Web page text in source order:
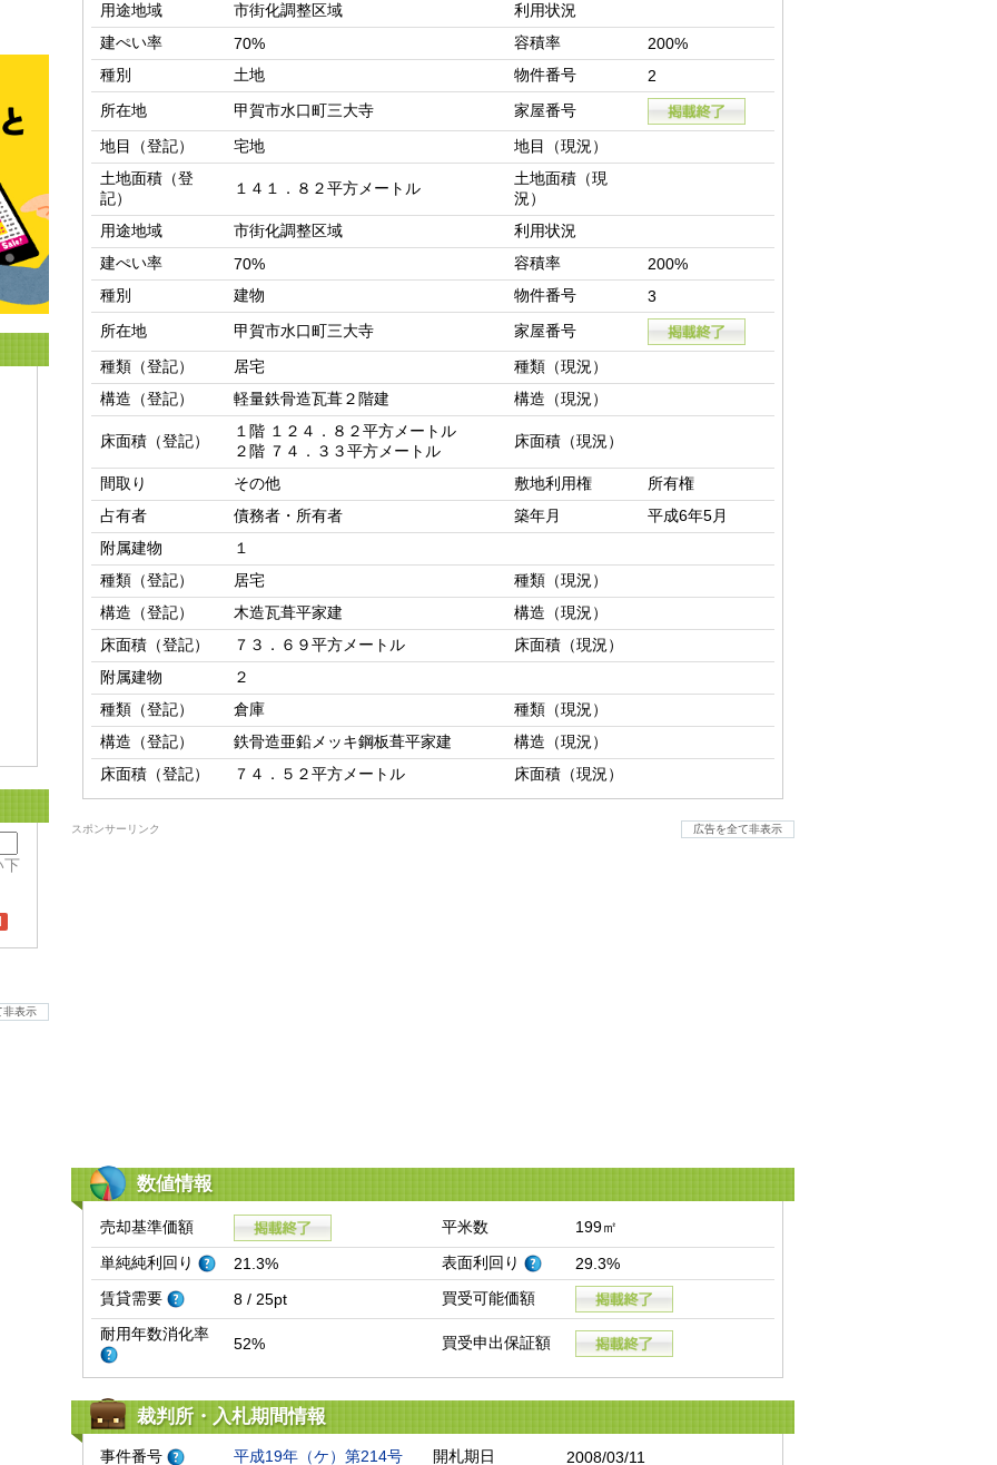
下
非表示
用途地域
市街化調整区域
利用状況
建ぺい率
70% 容積率
200%
種別
土地 物件番号
2
所在地
甲賀市水口町三大寺
家屋番号
地目（登記）
宅地
地目（現況）
土地面積（登
記）
１４１．８２平方メートル
土地面積（現
況）
用途地域
市街化調整区域
利用状況
建ぺい率
70% 容積率
200%
種別
建物 物件番号
3
所在地
甲賀市水口町三大寺
家屋番号
種類（登記）
居宅
種類（現況）
構造（登記）
軽量鉄骨造瓦葺２階建 構造（現況）
床面積（登記）
１階 １２４．８２平方メートル
２階 ７４．３３平方メートル
床面積（現況）
間取り その他 敷地利用権
所有権
占有者
債務者・所有者 築年月
平成6年5月
附属建物
１
種類（登記）
居宅
種類（現況）
構造（登記）
木造瓦葺平家建
構造（現況）
床面積（登記）
７３．６９平方メートル
床面積（現況）
附属建物
２
種類（登記）
倉庫
種類（現況）
構造（登記）
鉄骨造亜鉛メッキ鋼板葺平家建
構造（現況）
床面積（登記）
７４．５２平方メートル 床面積（現況）
スポンサーリンク 広告を全て非表示
数値情報
売却基準価額 平米数
199㎡
単純純利回り
21.3% 表面利回り
29.3%
賃貸需要
8 / 25pt
買受可能価額
耐用年数消化率
52% 買受申出保証額
裁判所・入札期間情報
事件番号 平成19年（ケ）第214号 開札期日
2008/03/11